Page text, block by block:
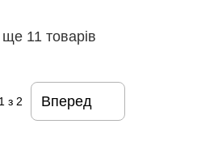
11 товарів
1з 2 Вперед